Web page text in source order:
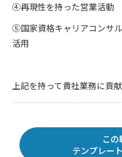
④再現性を持った営業活動
⑤国家資格キャリアコンサ
活用
上記を持って貴社業務に貢
この
テンプレー